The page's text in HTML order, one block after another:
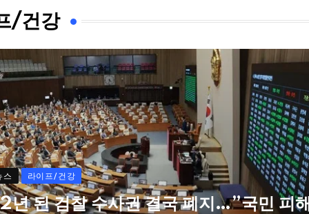
/건강
스 라이프/건강
년 된 검찰 수사권 결국 폐지…”국민 피